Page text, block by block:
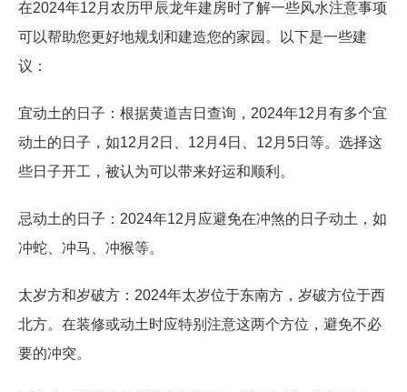
在2024年12月农历甲辰龙年建房时了解一些风水注意事项
可以帮助您更好地规划和建造您的家园。以下是一些建
议：
宜动土的日子：根据黄道吉日查询，2024年12月有多个宜
动土的日子，如12月2日、12月4日、12月5日等。选择这
些日子开工，被认为可以带来好运和顺利。
忌动土的日子：2024年12月应避免在冲煞的日子动土，如
冲蛇、冲马、冲猴等。
太岁方和岁破方：2024年太岁位于东南方，岁破方位于西
北方。在装修或动土时应特别注意这两个方位，避免不必
要的冲突。